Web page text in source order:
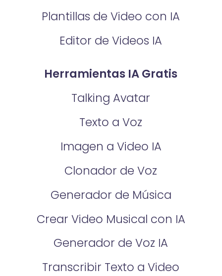
Plantillas de Video con IA
Editor de Videos IA
Herramientas IA Gratis
Talking Avatar
Texto a Voz
Imagen a Video IA
Clonador de Voz
Generador de Música
Crear Video Musical con IA
Generador de Voz IA
Transcribir Texto a Video